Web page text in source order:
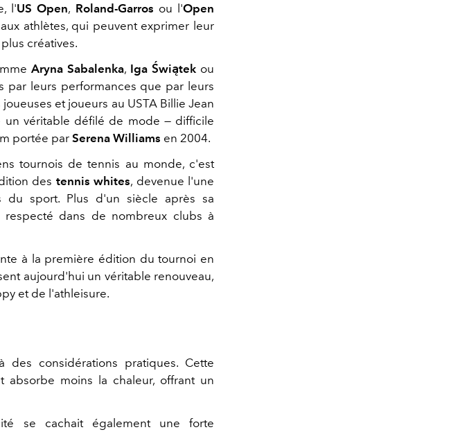
l'US Open, Roland-Garros ou l'Open
athlètes, qui peuvent exprimer leur
créatives.
Aryna Sabalenka, Iga Świątek ou
par leurs performances que par leurs
et joueurs au USTA Billie Jean
un véritable défilé de mode — difficile
portée par Serena Williams en 2004.
tournois de tennis au monde, c'est
des tennis whites, devenue l'une
du sport. Plus d'un siècle après sa
dans de nombreux clubs à
à la première édition du tournoi en
aujourd'hui un véritable renouveau,
et de l'athleisure.
considérations pratiques. Cette
absorbe moins la chaleur, offrant un
se cachait également une forte